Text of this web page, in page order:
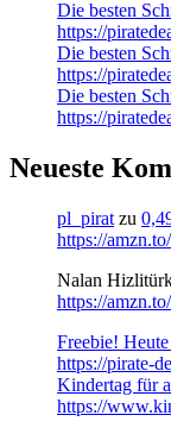
Die besten
https://
Die besten
https://
Die besten
https://
Neueste
pl_pirat zu
https://
Nalan
https://
Freebie!
https://pirate-
Kindertag für
https://